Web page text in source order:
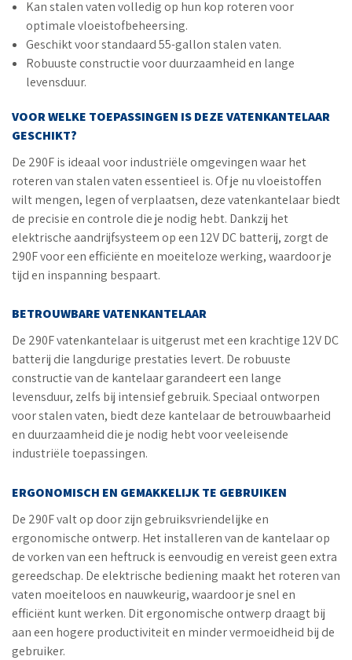
Kan stalen vaten volledig op hun kop roteren voor
optimale vloeistofbeheersing.
Geschikt voor standaard 55-gallon stalen vaten.
Robuuste constructie voor duurzaamheid en lange
levensduur.
VOOR WELKE TOEPASSINGEN IS DEZE VATENKANTELAAR
GESCHIKT?
De 290F is ideaal voor industriële omgevingen waar het
roteren van stalen vaten essentieel is. Of je nu vloeistoffen
wilt mengen, legen of verplaatsen, deze vatenkantelaar biedt
de precisie en controle die je nodig hebt. Dankzij het
elektrische aandrijfsysteem op een 12V DC batterij, zorgt de
290F voor een efficiënte en moeiteloze werking, waardoor je
tijd en inspanning bespaart.
BETROUWBARE VATENKANTELAAR
De 290F vatenkantelaar is uitgerust met een krachtige 12V DC
batterij die langdurige prestaties levert. De robuuste
constructie van de kantelaar garandeert een lange
levensduur, zelfs bij intensief gebruik. Speciaal ontworpen
voor stalen vaten, biedt deze kantelaar de betrouwbaarheid
en duurzaamheid die je nodig hebt voor veeleisende
industriële toepassingen.
ERGONOMISCH EN GEMAKKELIJK TE GEBRUIKEN
De 290F valt op door zijn gebruiksvriendelijke en
ergonomische ontwerp. Het installeren van de kantelaar op
de vorken van een heftruck is eenvoudig en vereist geen extra
gereedschap. De elektrische bediening maakt het roteren van
vaten moeiteloos en nauwkeurig, waardoor je snel en
efficiënt kunt werken. Dit ergonomische ontwerp draagt bij
aan een hogere productiviteit en minder vermoeidheid bij de
gebruiker.